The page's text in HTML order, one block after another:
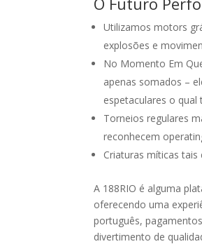
Utilizamos motors
explosões e
No Momento Em
apenas somados –
espetaculares o
Torneios regulares
reconhecem
Criaturas míticas
A 188RIO é alguma
oferecendo uma
português,
divertimento de